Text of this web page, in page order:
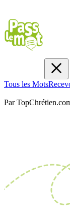
Tous les Mots
Par